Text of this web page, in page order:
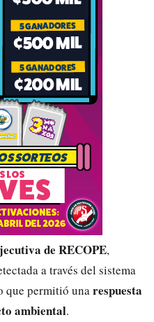
de RECOPE,
a través del sistema
que permitió unarespuesta
ambiental.